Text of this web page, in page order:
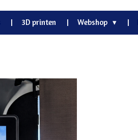
3D printen Webshop